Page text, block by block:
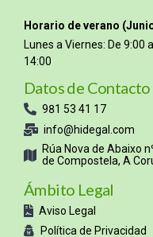
Horario de verano
Lunes a Viernes: De 9:00 a
14:00
Datos de Contacto
981 53 41 17
info@hidegal.com
Rúa Nova de Abaixo
de Compostela, A
Ámbito Legal
Aviso Legal
Política de Privacidad